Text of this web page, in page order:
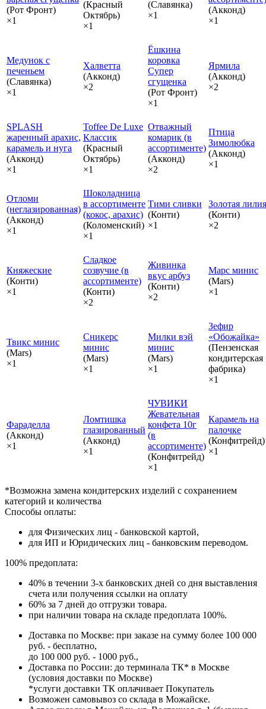
(Рот Фронт)
×1
(Красный
Октябрь)
×1
(Славянка)
×1
(Акконд)
×1
Медунок с
печеньем
(Славянка)
×1
Халветта
(Акконд)
×2
Ёшкина
коровка
Супер
сгущенка
(Рот Фронт)
×1
Ярмила
(Акконд)
×2
SPLASH
жаренный арахис,
карамель и нуга
(Акконд)
×1
Toffee De Luxe
Классик
(Красный
Октябрь)
×1
Отважный
комарик (в
ассортименте)
(Акконд)
×2
Птица
Зимолюбка
(Акконд)
×1
Отломи
(неглазированная)
(Акконд)
×1
Шоколадница
в ассортименте
(кокос, арахис)
(Коломенский)
×1
Тими сливки
(Конти)
×1
Золотая лилия
(Конти)
×2
Княжеские
(Конти)
×1
Сладкое
созвучие (в
ассортименте)
(Конти)
×2
Живинка
вкус арбуз
(Конти)
×2
Марс минис
(Mars)
×1
Твикс минис
(Mars)
×1
Сникерс
минис
(Mars)
×1
Милки вэй
минис
(Mars)
×1
Зефир
«Обожайка»
(Пензенская
кондитерская
фабрика)
×1
Фараделла
(Акконд)
×1
Ломтишка
глазированный
(Акконд)
×1
ЧУВИКИ
Жевательная
конфета 10г
(в
ассортименте)
(Конфитрейд)
×1
Карамель на
палочке
(Конфитрейд)
×1
*Возможна замена кондитерских изделий с сохранением
категорий и количества
Способы оплаты:
для Физических лиц - банковской картой,
для ИП и Юридических лиц - банковским переводом.
100% предоплата:
40% в течении 3-х банковских дней со дня выставления
счета или получения ссылки на оплату
60% за 7 дней до отгрузки товара.
при наличии товара на складе предоплата 100%.
Доставка по Москве: при заказе на сумму более 100 000
руб. - бесплатно,
до 100 000 руб. - 1000 руб.,
Доставка по России: до терминала ТК* в Москве
(условия доставки по Москве)
*услуги доставки ТК оплачивает Покупатель
Возможен самовывоз со склада в Можайске.